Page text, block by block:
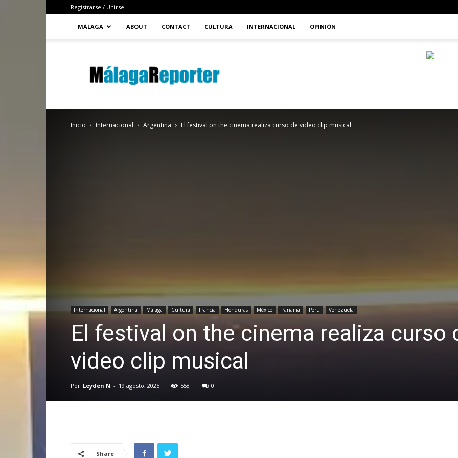
Registrarse / Unirse
MÁLAGA ABOUT CONTACT CULTURA INTERNACIONAL OPINIÓN
Inicio Internacional Argentina El festival on the cinema realiza curso de video clip musical
Internacional Argentina Málaga Cultura Francia Honduras México Panamá Perú Venezuela
El festival on the cinema realiza curso
video clip musical
Por Leyden N - 19 agosto, 2025 558 0
Share